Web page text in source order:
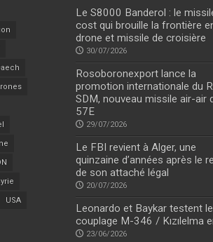
USA
Le S8000 Banderol : le
cost qui brouille la frontière
drone et missile de croisière
30/07/2026
Rosoboronexport lance la
promotion internationale du
SDM, nouveau missile air-air
57E
29/07/2026
Le FBI revient à Alger, une
quinzaine d’années après le
de son attaché légal
20/07/2026
Leonardo et Baykar testent le
couplage M-346 / Kızılelma
23/06/2026